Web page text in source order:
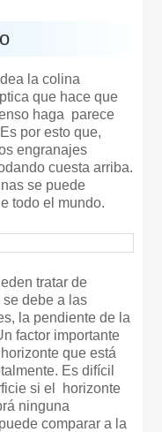
la colina
que hace que
haga parece
por esto que,
engranajes
cuesta arriba.
se puede
todo el mundo.
tratar de
debe a las
la pendiente de la
factor importante
que está
Es difícil
si el horizonte
ninguna
comparar a la